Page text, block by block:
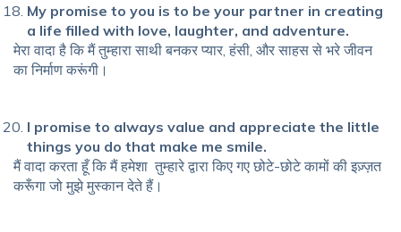
My promise to you is to be your partner in creating
a life filled with love, laughter, and adventure.
मेरा वादा है कि मैं तुम्हारा साथी बनकर प्यार, हंसी, और साहस से भरे जीवन
का निर्माण करूंगी।
I promise to always value and appreciate the little
things you do that make me smile.
मैं वादा करता हूँ कि मैं हमेशा तुम्हारे द्वारा किए गए छोटे-छोटे कामों की इज़्ज़त
करूँगा जो मुझे मुस्कान देते हैं।